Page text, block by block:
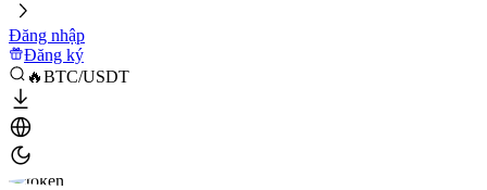
Đăng nhập
Đăng ký
🔥BTC/USDT